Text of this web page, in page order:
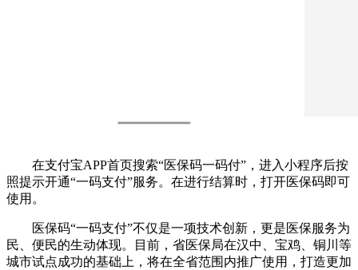
在支付宝APP首页搜索“医保码一码付”，进入小程序后按
照提示开通“一码支付”服务。在进行结算时，打开医保码即可
使用。
医保码“一码支付”不仅是一项技术创新，更是医保服务为
民、便民的生动体现。目前，省医保局在汉中、宝鸡、铜川等
城市试点成功的基础上，将在全省范围内推广使用，打造更加